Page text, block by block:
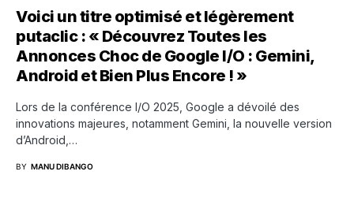
Voici un titre optimisé et légèrement
putaclic : « Découvrez Toutes les
Annonces Choc de Google I/O : Gemini,
Android et Bien Plus Encore ! »
Lors de la conférence I/O 2025, Google a dévoilé des
innovations majeures, notamment Gemini, la nouvelle version
d’Android,…
BY MANU DIBANGO